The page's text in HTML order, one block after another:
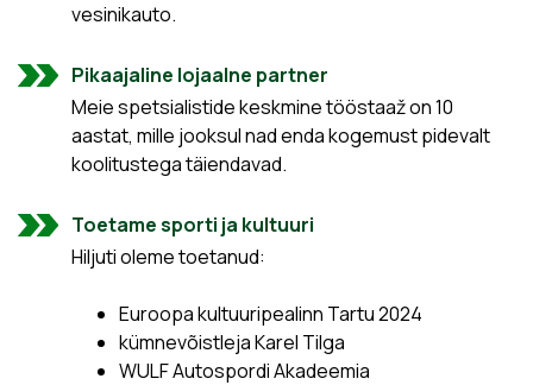
vesinikauto.
Pikaajaline lojaalne partner
Meie spetsialistide keskmine tööstaaž on 10
aastat, mille jooksul nad enda kogemust pidevalt
koolitustega täiendavad.
Toetame sporti ja kultuuri
Hiljuti oleme toetanud:
Euroopa kultuuripealinn Tartu 2024
kümnevõistleja Karel Tilga
WULF Autospordi Akadeemia